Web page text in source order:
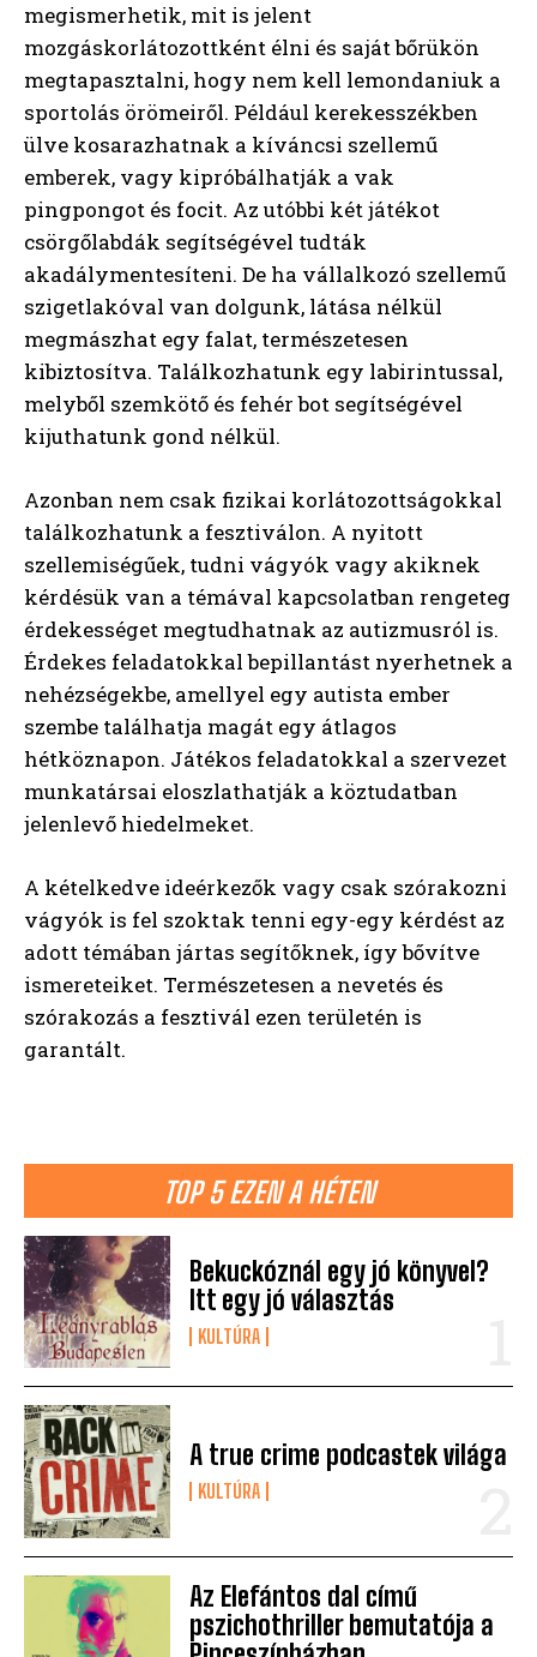
TOP 5 EZEN A HÉTEN
Bekuckóznál egy jó könyvel?
Itt egy jó választás
KULTÚRA
A true crime podcastek világa
KULTÚRA
Az Elefántos dal című
pszichothriller bemutatója a
megismerhetik, mit is jelent
mozgáskorlátozottként élni és saját bőrükön
megtapasztalni, hogy nem kell lemondaniuk a
sportolás örömeiről. Például kerekesszékben
ülve kosarazhatnak a kíváncsi szellemű
emberek, vagy kipróbálhatják a vak
pingpongot és focit. Az utóbbi két játékot
csörgőlabdák segítségével tudták
akadálymentesíteni. De ha vállalkozó szellemű
szigetlakóval van dolgunk, látása nélkül
megmászhat egy falat, természetesen
kibiztosítva. Találkozhatunk egy labirintussal,
melyből szemkötő és fehér bot segítségével
kijuthatunk gond nélkül.
Azonban nem csak fizikai korlátozottságokkal
találkozhatunk a fesztiválon. A nyitott
szellemiségűek, tudni vágyók vagy akiknek
kérdésük van a témával kapcsolatban rengeteg
érdekességet megtudhatnak az autizmusról is.
Érdekes feladatokkal bepillantást nyerhetnek a
nehézségekbe, amellyel egy autista ember
szembe találhatja magát egy átlagos
hétköznapon. Játékos feladatokkal a szervezet
munkatársai eloszlathatják a köztudatban
jelenlevő hiedelmeket.
A kételkedve ideérkezők vagy csak szórakozni
vágyók is fel szoktak tenni egy-egy kérdést az
adott témában jártas segítőknek, így bővítve
ismereteiket. Természetesen a nevetés és
szórakozás a fesztivál ezen területén is
garantált.